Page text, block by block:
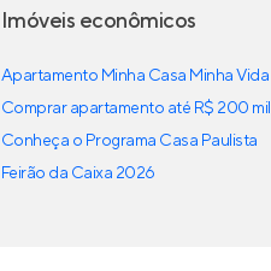
Imóveis econômicos
Apartamento Minha Casa Minha Vida
Comprar apartamento até R$ 200 mil
Conheça o Programa Casa Paulista
Feirão da Caixa 2026